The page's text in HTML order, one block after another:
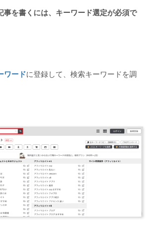
事を書くには、キーワード選定が必須で
ワードに登録して、検索キーワードを調